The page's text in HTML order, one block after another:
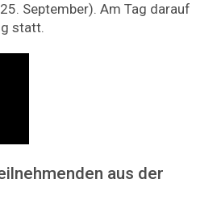
September). Am Tag darauf
statt.
aus der